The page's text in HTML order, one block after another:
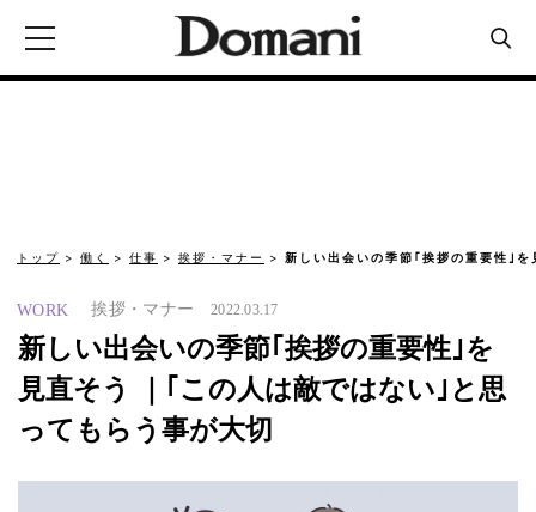
トップ 働く 仕事 挨拶・マナー 新しい出会いの季節｢挨拶の重要性｣
WORK 挨拶・マナー 2022.03.17
新しい出会いの季節｢挨拶の重要性｣を
見直そう ｜｢この人は敵ではない｣と思
ってもらう事が大切